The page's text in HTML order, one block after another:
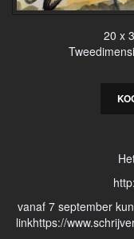
20 x
vanaf 7 september
linkhttps://